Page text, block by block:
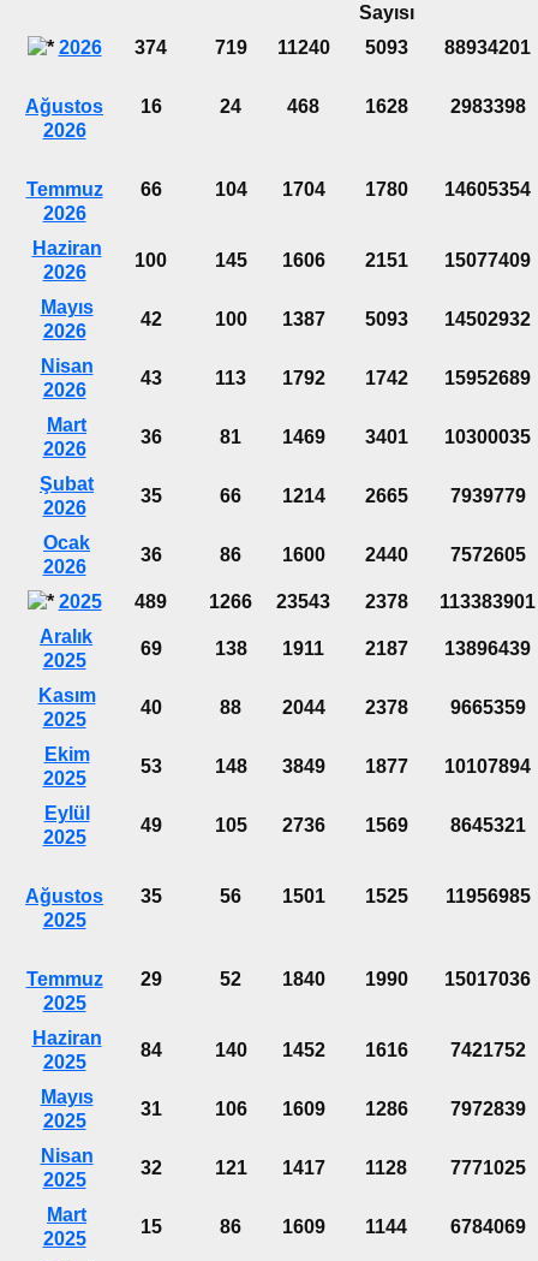
Sayısı
2026 374 719 11240 5093 88934201
Ağustos
2026
16 24 468 1628 2983398
Temmuz
2026
66 104 1704 1780 14605354
Haziran
2026
100 145 1606 2151 15077409
Mayıs
2026
42 100 1387 5093 14502932
Nisan
2026
43 113 1792 1742 15952689
Mart
2026
36 81 1469 3401 10300035
Şubat
2026
35 66 1214 2665 7939779
Ocak
2026
36 86 1600 2440 7572605
2025 489 1266 23543 2378
113383901
Aralık
2025
69 138 1911 2187 13896439
Kasım
2025
40 88 2044 2378 9665359
Ekim
2025
53 148 3849 1877 10107894
Eylül
2025
49 105 2736 1569 8645321
Ağustos
2025
35 56 1501 1525 11956985
Temmuz
2025
29 52 1840 1990 15017036
Haziran
2025
84 140 1452 1616 7421752
Mayıs
2025
31 106 1609 1286 7972839
Nisan
2025
32 121 1417 1128 7771025
Mart
2025
15 86 1609 1144 6784069